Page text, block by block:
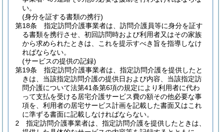
い。
(身分を証する書類の携行)
第18条
指定訪問介護事業者は、訪問介護員等に身分を証す
る書類を携行させ、初回訪問時および利用者又はその家族
から求められたときは、これを提示すべき旨を指導しなけ
ればならない。
(サービスの提供の記録)
第19条
指定訪問介護事業者は、指定訪問介護を提供したと
きは、当該指定訪問介護の提供日および内容、当該指定訪
問介護について法第41条第6項の規定により利用者に代わ
って支払を受ける居宅介護サービス費の額その他必要な事
項を、利用者の居宅サービス計画を記載した書面又はこれ
に準ずる書面に記載しなければならない。
2
指定訪問介護事業者は、指定訪問介護を提供したときは、